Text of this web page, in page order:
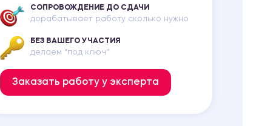
СОПРОВОЖДЕНИЕ ДО СДАЧИ
дорабатывает работу сколько нужно
БЕЗ ВАШЕГО УЧАСТИЯ
делаем "под ключ"
Заказать работу у эксперта